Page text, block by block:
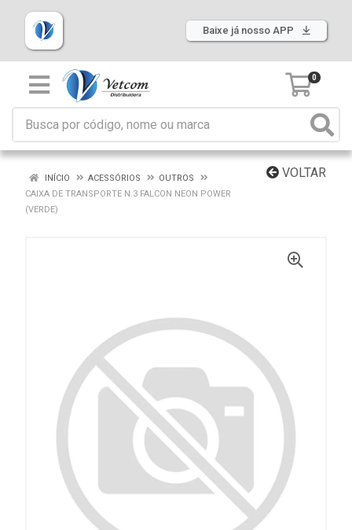
Baixe já nosso APP
0
VOLTAR
INÍCIO ACESSÓRIOS
OUTROS
CAIXA DE TRANSPORTE N.3 FALCON NEON POWER
(VERDE)